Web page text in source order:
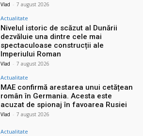
Vlad - 7 august 2026
Actualitate
Nivelul istoric de scăzut al Dunării
dezvăluie una dintre cele mai
spectaculoase construcții ale
Imperiului Roman
Vlad - 7 august 2026
Actualitate
MAE confirmă arestarea unui cetățean
român în Germania. Acesta este
acuzat de spionaj în favoarea Rusiei
Vlad - 7 august 2026
Actualitate